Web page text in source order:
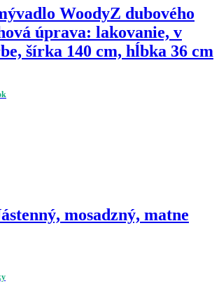
WoodyZ dubového
úprava: lakovanie, v
šírka 140 cm, hĺbka 36 cm
mosadzný, matne